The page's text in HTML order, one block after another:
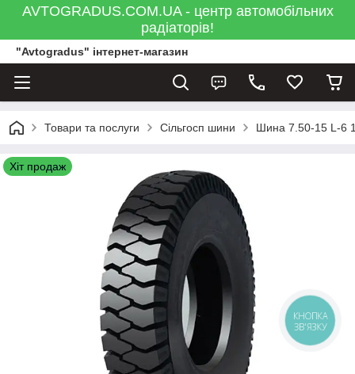
AVTOGRADUS.COM.UA - центр автомобільних
радіаторів!
"Avtogradus" інтернет-магазин
Товари та послуги Сільгосп шини Шина 7.50-15 L-6
Хіт продаж
КНОПКА
ЗВ'ЯЗКУ